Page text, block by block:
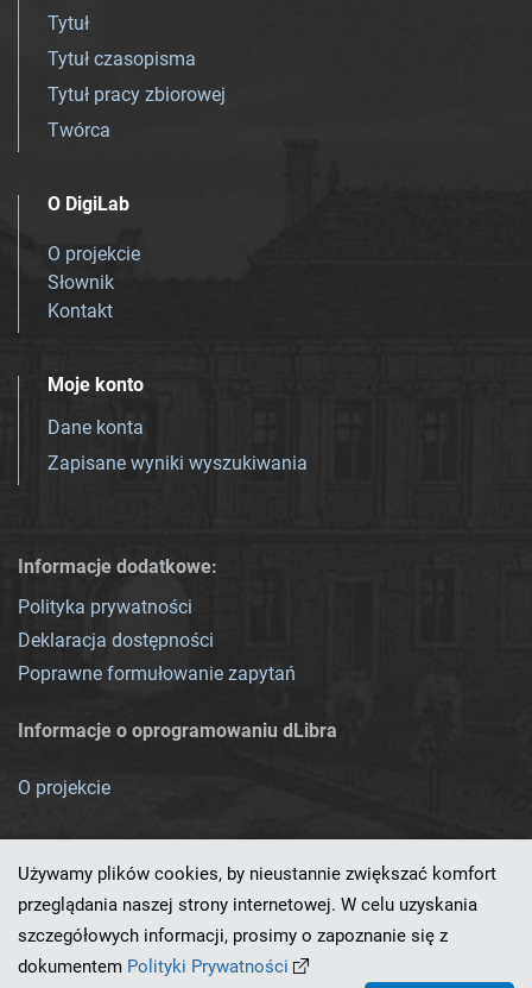
Tytuł
Tytuł czasopisma
Tytuł pracy zbiorowej
Twórca
O DigiLab
O projekcie
Słownik
Kontakt
Moje konto
Dane konta
Zapisane wyniki wyszukiwania
Informacje dodatkowe:
Polityka prywatności
Deklaracja dostępności
Poprawne formułowanie zapytań
Informacje o oprogramowaniu dLibra
O projekcie
Ten serwis działa dzięki oprogramowaniu
Używamy plików cookies, by nieustannie zwiększać komfort
przeglądania naszej strony internetowej. W celu uzyskania
szczegółowych informacji, prosimy o zapoznanie się z
dokumentem Polityki Prywatności